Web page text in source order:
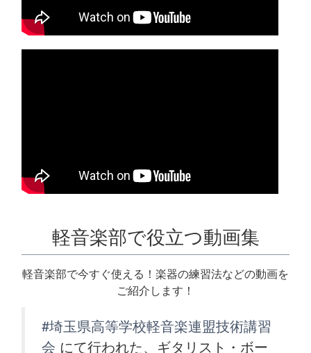
軽音楽部で役立つ動画集
軽音楽部で今すぐ使える！楽器の練習法などの動画を
ご紹介します！
#埼玉県高等学校軽音楽連盟技術講習
会 にて行われた、ギタリスト・ボー